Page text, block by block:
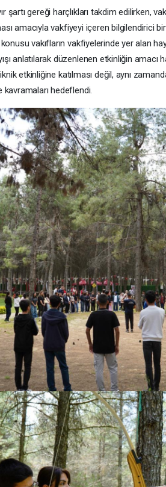
şartı gereği harçlıkları takdim edilirken,
amacıyla vakfiyeyi içeren bilgilendirici
vakıfların vakfiyelerinde yer alan
anlatılarak düzenlenen etkinliğin amacı
etkinliğine katılması değil, aynı
hedeflendi.